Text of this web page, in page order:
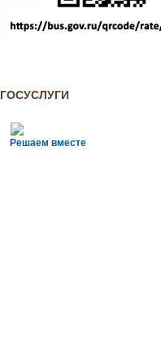
ГОСУСЛУГИ
Решаем вместе